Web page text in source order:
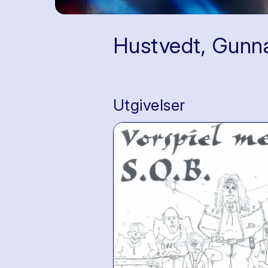
Hustvedt,
Utgivelser